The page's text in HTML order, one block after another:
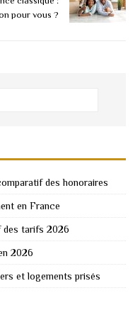
pour vous ?
des honoraires
en France
des tarifs 2026
2026
et logements prisés